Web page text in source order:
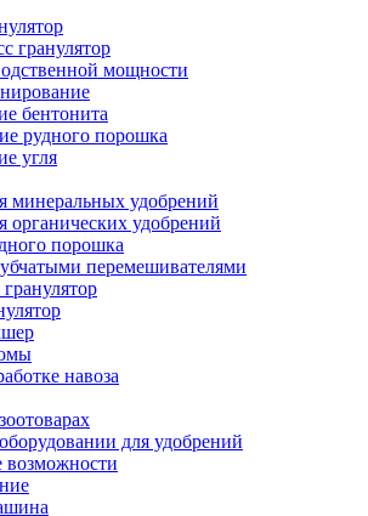
гранулятор
мощности
бентонита
рудного порошка
угля
минеральных удобрений
органических удобрений
порошка
перемешивателями
навоза
для удобрений
возможности